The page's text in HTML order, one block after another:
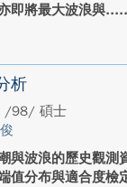
即將最大波浪與...
析
/98/ 碩士
與波浪的歷史觀測
值分布與適合度檢